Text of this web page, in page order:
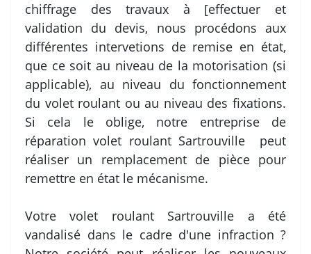
chiffrage des travaux à [effectuer et
validation du devis, nous procédons aux
différentes intervetions de remise en état,
que ce soit au niveau de la motorisation (si
applicable), au niveau du fonctionnement
du volet roulant ou au niveau des fixations.
Si cela le oblige, notre entreprise de
réparation volet roulant Sartrouville peut
réaliser un remplacement de pièce pour
remettre en état le mécanisme.
Votre volet roulant Sartrouville a été
vandalisé dans le cadre d'une infraction ?